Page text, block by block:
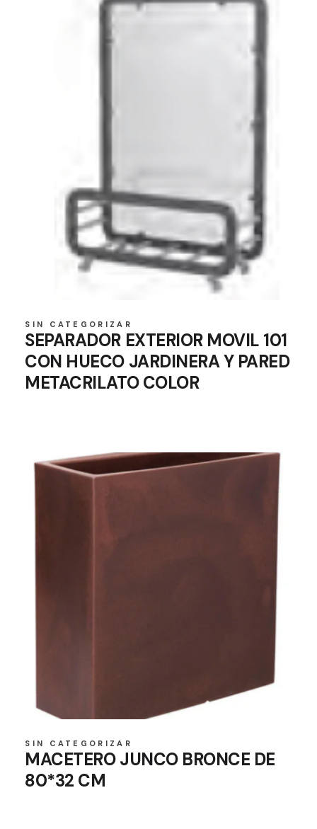
SIN CATEGORIZAR
SEPARADOR EXTERIOR MOVIL 101
CON HUECO JARDINERA Y PARED
METACRILATO COLOR
SIN CATEGORIZAR
MACETERO JUNCO BRONCE DE
80*32 CM